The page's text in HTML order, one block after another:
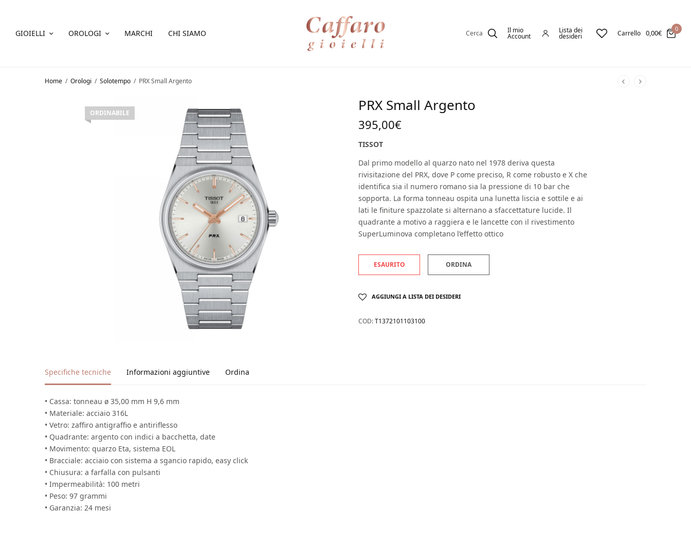
GIOIELLI OROLOGI MARCHI CHI SIAMO Cerca Il mio
Account
Lista dei
desideri Carrello 0,00€ 0
Home / Orologi / Solotempo / PRX Small Argento
ORDINABILE PRX Small Argento
395,00€
TISSOT
Dal primo modello al quarzo nato nel 1978 deriva questa
rivisitazione del PRX, dove P come preciso, R come robusto e X che
identifica sia il numero romano sia la pressione di 10 bar che
sopporta. La forma tonneau ospita una lunetta liscia e sottile e ai
lati le finiture spazzolate si alternano a sfaccettature lucide. Il
quadrante a motivo a raggiera e le lancette con il rivestimento
SuperLuminova completano l’effetto ottico
ESAURITO ORDINA
AGGIUNGI A LISTA DEI DESIDERI
COD:T1372101103100
Specifiche tecniche Informazioni aggiuntive Ordina
• Cassa: tonneau ø 35,00 mm H 9,6 mm
• Materiale: acciaio 316L
• Vetro: zaffiro antigraffio e antiriflesso
• Quadrante: argento con indici a bacchetta, date
• Movimento: quarzo Eta, sistema EOL
• Bracciale: acciaio con sistema a sgancio rapido, easy click
• Chiusura: a farfalla con pulsanti
• Impermeabilità: 100 metri
• Peso: 97 grammi
• Garanzia: 24 mesi